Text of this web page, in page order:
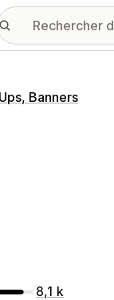
Banners
8,1 k